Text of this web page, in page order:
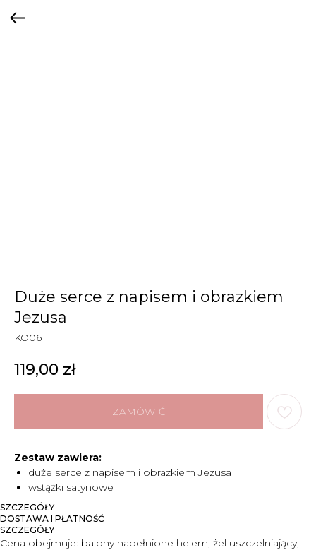
Duże serce z napisem i obrazkiem
Jezusa
KO06
119,00 zł
ZAMÓWIĆ
Zestaw zawiera:
duże serce z napisem i obrazkiem Jezusa
wstążki satynowe
SZCZEGÓŁY
DOSTAWA I PŁATNOŚĆ
SZCZEGÓŁY
Cena obejmuje: balony napełnione helem, żel uszczelniający,